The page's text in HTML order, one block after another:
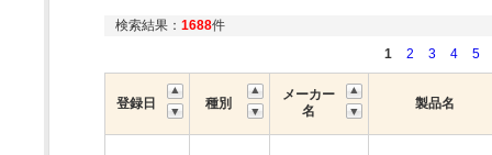
検索結果： 1688件
1
2 3 4 5
登録日 種別
メーカー
名
製品名